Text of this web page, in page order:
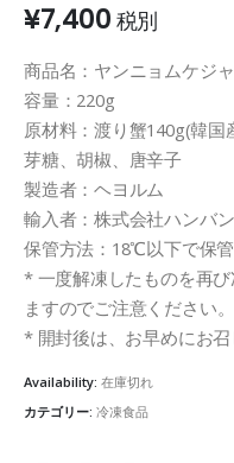
¥7,400 税別
商品名：ヤンニョムケジ
容量：220g
原材料：渡り蟹140g(韓
芽糖、胡椒、唐辛子
製造者：ヘヨルム
輸入者：株式会社ハンバ
保管方法：18℃以下で保
* 一度解凍したものを再
ますのでご注意ください。
* 開封後は、お早めにお召
Availability: 在庫切れ
カテゴリー: 冷凍食品